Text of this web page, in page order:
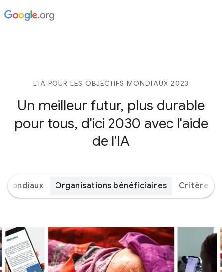
L'IA POUR LES OBJECTIFS MONDIAUX 2023
Un meilleur futur, plus durable
pour tous, d'ici 2030 avec l'aide
de l'IA
mondiaux Organisations bénéficiaires Critères